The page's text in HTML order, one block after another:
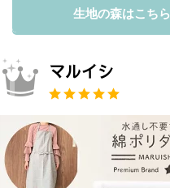
生地の森はこちら
マルイシ